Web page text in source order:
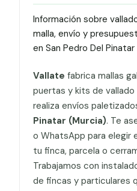
Información sobre
malla, envío y
en San Pedro Del
Vallate fabrica mallas
puertas y kits de
realiza envíos
Pinatar (Murcia). Te
o WhatsApp para elegir
tu finca, parcela o
Trabajamos con
de fincas y particulares